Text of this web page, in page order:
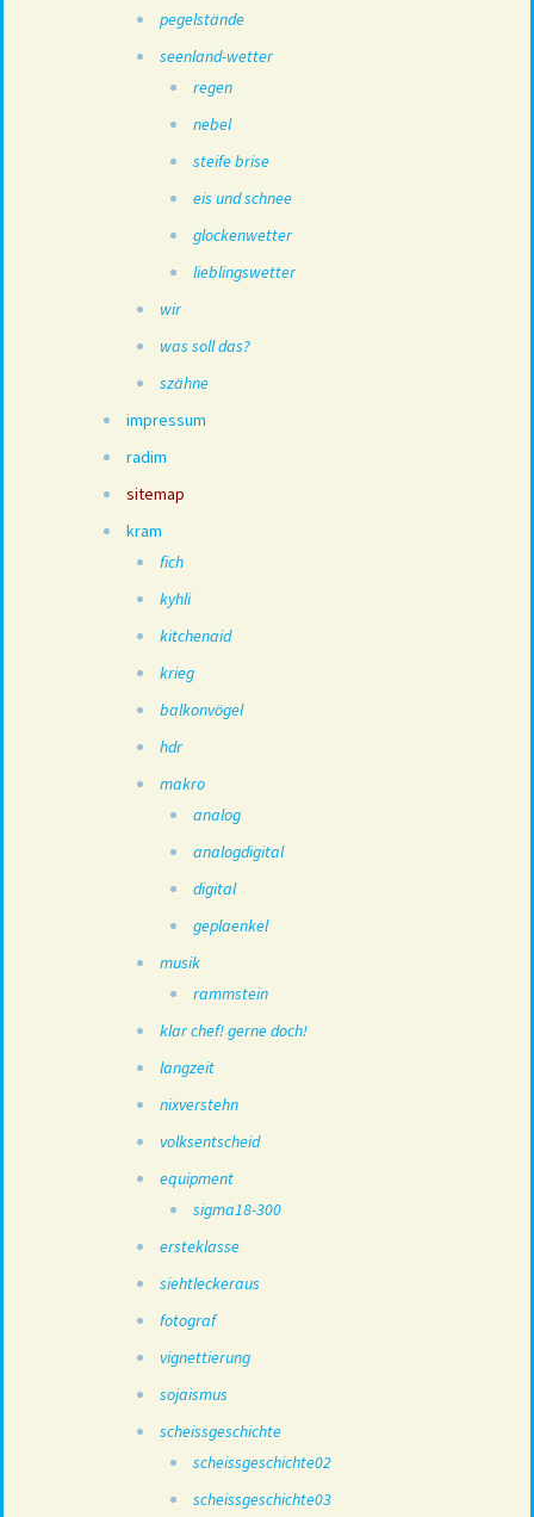
pegelstände
seenland-wetter
regen
nebel
steife brise
eis und schnee
glockenwetter
lieblingswetter
wir
was soll das?
szähne
impressum
radim
sitemap
kram
fich
kyhli
kitchenaid
krieg
balkonvögel
hdr
makro
analog
analogdigital
digital
geplaenkel
musik
rammstein
klar chef! gerne doch!
langzeit
nixverstehn
volksentscheid
equipment
sigma18-300
ersteklasse
siehtleckeraus
fotograf
vignettierung
sojaismus
scheissgeschichte
scheissgeschichte02
scheissgeschichte03